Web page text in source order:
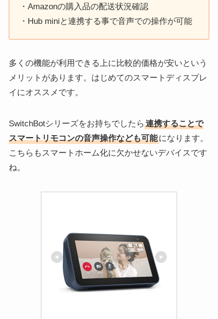
・Amazonの購入品の配送状況確認
・Hub miniと連携する事で音声での操作が可能
多くの機能が利用できる上に比較的価格が安いという
メリットがあります。はじめてのスマートディスプレ
イにオススメです。
SwitchBotシリーズをお持ちでしたら 連携することで
スマートリモコンの音声操作なども可能になります。
こちらもスマートホーム化に欠かせないデバイスです
ね。